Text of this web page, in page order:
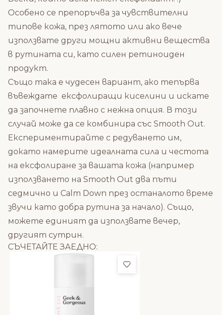
Особено се препоръчва за чувствителни
типове кожа, през лятото или ако вече
използвате други мощни активни вещества
в рутината си, като силен ретиноиден
продукт.
Също така е чудесен вариант, ако тепърва
въвеждате ексфолиращи киселини и искате
да започнете плавно с нежна опция. В този
случай може да се комбинира със Smooth Out.
Експериментирайте с редуването им,
докато намерите идеалната сила и честота
на ексфолиране за вашата кожа (например
използването на Smooth Out два пъти
седмично и Calm Down през останалото време
звучи като добра рутина за начало). Също,
можете единият да използвате вечер,
другият сутрин.
СЪЧЕТАЙТЕ ЗАЕДНО:
Добави в любими